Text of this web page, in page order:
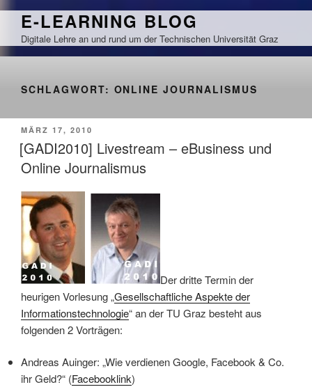
Zum
springen
E-LEARNING BLOG
Digitale Lehre an und rund um der Technischen Universität Graz
SCHLAGWORT: ONLINE JOURNALISMUS
VERÖFFENTLICHT
AM
MÄRZ 17, 2010
[GADI2010] Livestream – eBusiness und
Online Journalismus
Der dritte Termin der
heurigen Vorlesung „Gesellschaftliche Aspekte der
Informationstechnologie“ an der TU Graz besteht aus
folgenden 2 Vorträgen:
Andreas Auinger: „Wie verdienen Google, Facebook & Co.
ihr Geld?“ (Facebooklink)